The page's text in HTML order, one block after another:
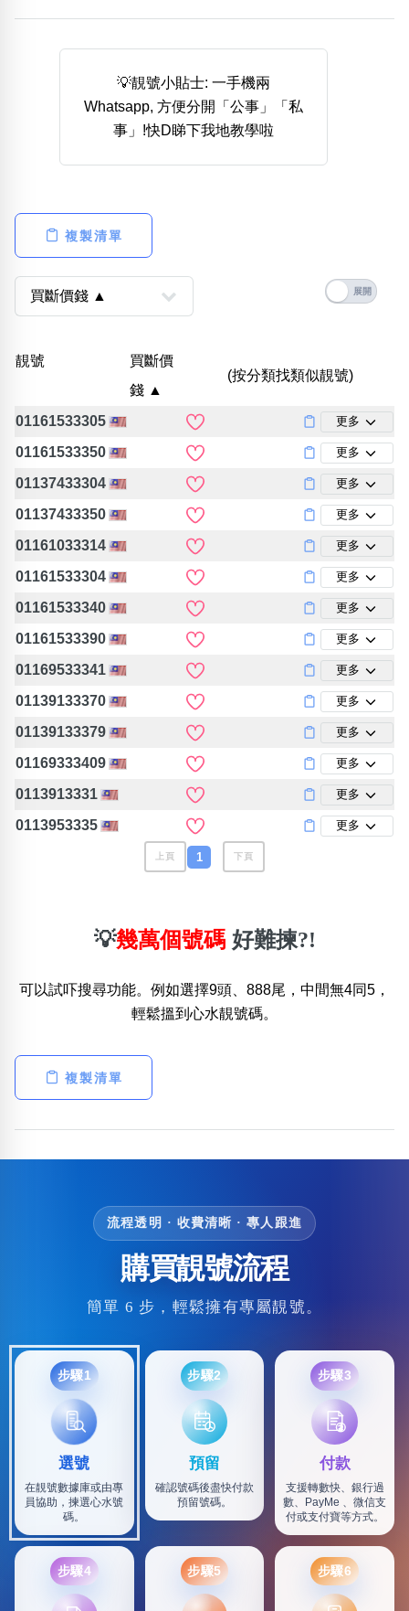
無5字
多8字 9888頭 二字號
三字號
清除全部分類
幸運號分類
次數分類
易經六四卦象
清除全部分類
搜尋
💡靚號小貼士: 一手機兩
Whatsapp, 方便分開「公事」「私
事」!快D睇下我地教學啦
複製清單
靚號
買斷價
錢 ▲
(按分類找類似靚號)
01161533305 更多
01161533350 更多
01137433304 更多
01137433350 更多
01161033314 更多
01161533304 更多
01161533340 更多
01161533390 更多
01169533341 更多
01139133370 更多
01139133379 更多
01169333409 更多
0113913331 更多
0113953335 更多
上頁 1 下頁
💡幾萬個號碼 好難揀?!
可以試吓搜尋功能。例如選擇9頭、888尾，中間無4同5，
輕鬆搵到心水靚號碼。
複製清單
流程透明 · 收費清晰 · 專人跟進
購買靚號流程
簡單 6 步，輕鬆擁有專屬靚號。
步驟1
選號
在靚號數據庫或由專
員協助，揀選心水號
碼。
步驟2
預留
確認號碼後盡快付款
預留號碼。
步驟3
付款
支援轉數快、銀行過
數、PayMe 、微信支
付或支付寶等方式。
步驟4 步驟5 步驟6